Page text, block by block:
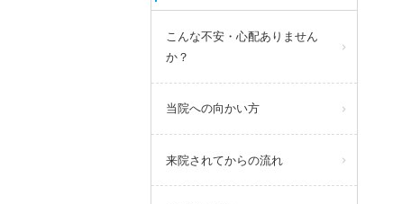
こんな不安・心配ありません
か？
当院への向かい方
来院されてからの流れ